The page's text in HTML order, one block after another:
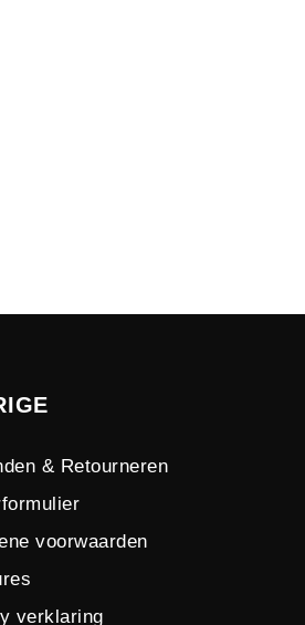
& Retourneren
voorwaarden
verklaring